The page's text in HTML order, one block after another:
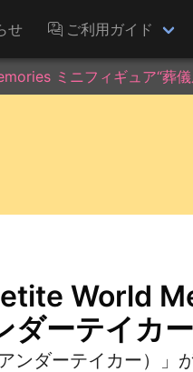
せ ご利用ガイド
ミニフィギュア“葬儀
World
ダーテイカ
ンダーテイカー）」